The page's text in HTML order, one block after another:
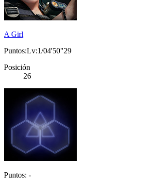
A Girl
Puntos:Lv:1/04'50"29
Posición
26
Puntos: -